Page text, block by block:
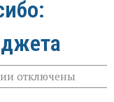
к
записи
отключены